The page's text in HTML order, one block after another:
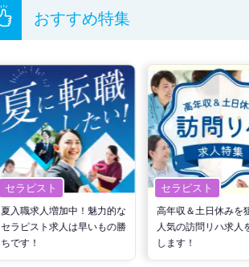
おすすめ特集
セラピスト
夏入職求人増加中！魅力的な
セラピスト求人は早いもの勝
ちです！
セラピスト
高年収＆土日休みを
人気の訪問リハ求人
します！